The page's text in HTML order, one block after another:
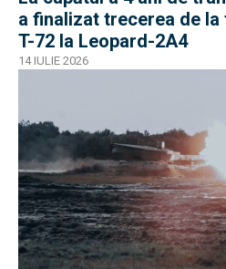
a finalizat trecerea de
T-72 la Leopard-2A4
14 IULIE 2026